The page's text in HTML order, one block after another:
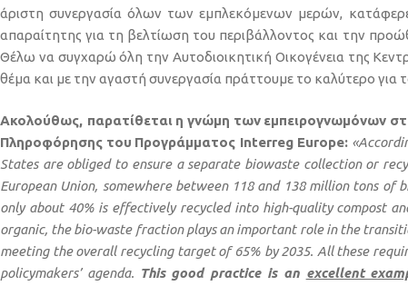
άριστη συνεργασία όλων των εμπλεκόμενων μερών,
απαραίτητης για τη βελτίωση του περιβάλλοντος και την
Θέλω να συγχαρώ όλη την Αυτοδιοικητική Οικογένεια της
θέμα και με την αγαστή συνεργασία πράττουμε το καλύτερο για
Ακολούθως, παρατίθεται η γνώμη των εμπειρογνωμόνων
Πληροφόρησης του Προγράμματος Interreg Europe:
States are obliged to ensure a separate biowaste collection or
European Union, somewhere between 118 and 138 million tons
only about 40% is effectively recycled into high-quality compost
organic, the bio-waste fraction plays an important role in the
meeting the overall recycling target of 65% by 2035. All these
policymakers’ agenda. This good practice is an excellent